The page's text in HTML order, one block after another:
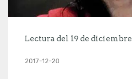
Lectura del 19 de diciembre
2017-12-20